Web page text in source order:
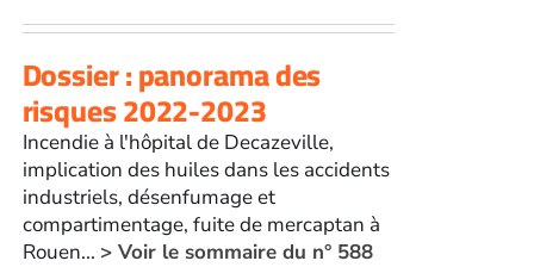
Dossier : panorama des
risques 2022-2023
Incendie à l'hôpital de Decazeville,
implication des huiles dans les accidents
industriels, désenfumage et
compartimentage, fuite de mercaptan à
Rouen... > Voir le sommaire du n° 588